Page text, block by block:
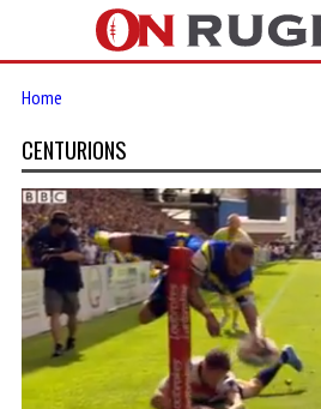
Home
CENTURIONS